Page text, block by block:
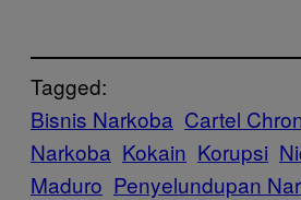
Tagged:
Bisnis Narkoba Cartel
Narkoba Kokain Korupsi
Maduro Penyelundupan